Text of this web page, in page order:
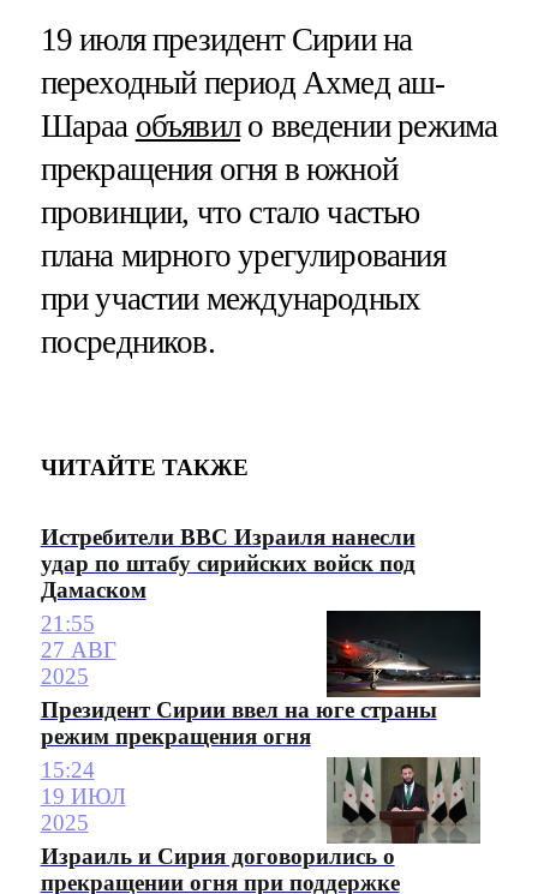
19 июля президент Сирии на
переходный период Ахмед аш-
Шараа объявило введении режима
прекращения огня в южной
провинции, что стало частью
плана мирного урегулирования
при участии международных
посредников.
ЧИТАЙТЕ ТАКЖЕ
Истребители ВВС Израиля нанесли
удар по штабу сирийских войск под
Дамаском
21:55
27 АВГ
2025
Президент Сирии ввел на юге страны
режим прекращения огня
15:24
19 ИЮЛ
2025
Израиль и Сирия договорились о
прекращении огня при поддержке